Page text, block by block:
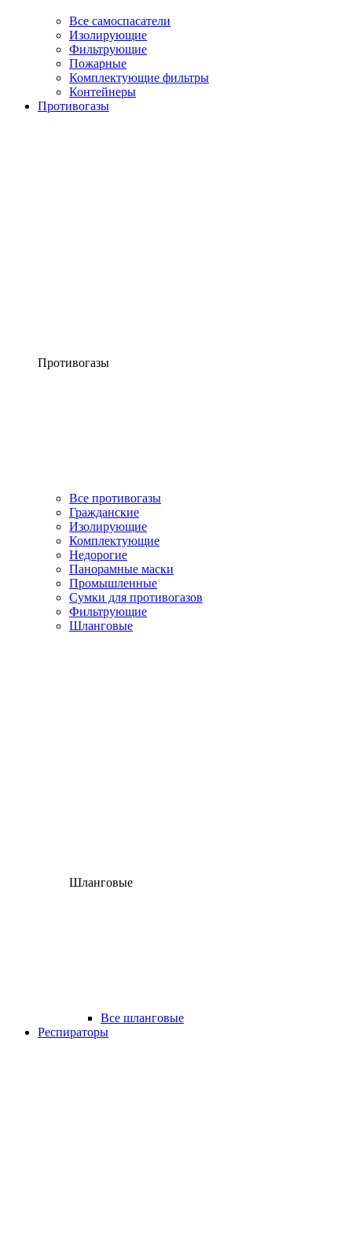
Все самоспасатели
Изолирующие
Фильтрующие
Пожарные
Комплектующие фильтры
Контейнеры
Противогазы
Противогазы
Все противогазы
Гражданские
Изолирующие
Комплектующие
Недорогие
Панорамные маски
Промышленные
Сумки для противогазов
Фильтрующие
Шланговые
Шланговые
Все шланговые
Респираторы